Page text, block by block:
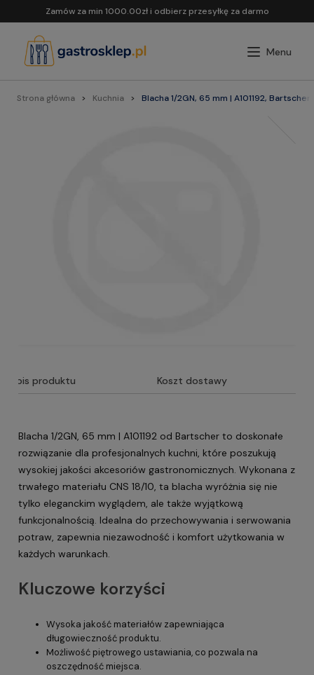
Zamów za min 1000.00zł i odbierz przesyłkę za darmo
Strona główna Kuchnia Blacha 1/2GN, 65 mm | A101192, Bartscher
Opis produktu Koszt dostawy
Blacha 1/2GN, 65 mm | A101192 od Bartscher to doskonałe
rozwiązanie dla profesjonalnych kuchni, które poszukują
wysokiej jakości akcesoriów gastronomicznych. Wykonana z
trwałego materiału CNS 18/10, ta blacha wyróżnia się nie
tylko eleganckim wyglądem, ale także wyjątkową
funkcjonalnością. Idealna do przechowywania i serwowania
potraw, zapewnia niezawodność i komfort użytkowania w
każdych warunkach.
Kluczowe korzyści
Wysoka jakość materiałów zapewniająca
długowieczność produktu.
Możliwość piętrowego ustawiania, co pozwala na
oszczędność miejsca.